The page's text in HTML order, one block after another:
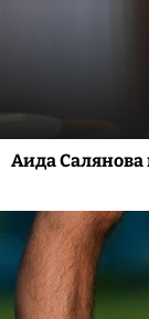
Аида